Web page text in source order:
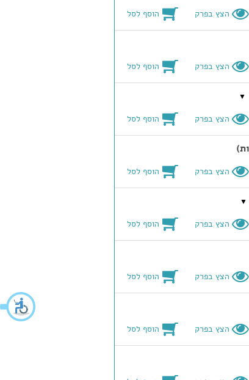
הצץ בפרק
הצץ בפרק
▼
הצץ בפרק
הצץ בפרק
▼
הצץ בפרק
הצץ בפרק
הצץ בפרק